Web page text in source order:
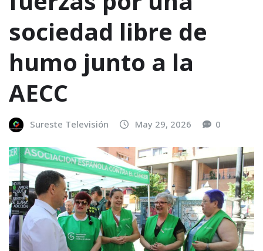
sociedad libre de
humo junto a la
AECC
Sureste Televisión May 29, 2026 0